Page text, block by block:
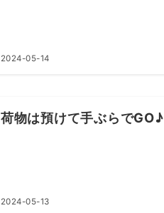
2024-05-14
荷物は預けて手ぶらでGO♪
2024-05-13